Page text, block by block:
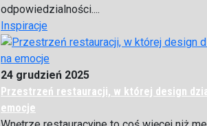
odpowiedzialności....
Inspiracje
24 grudzień 2025
Przestrzeń restauracji, w której design
emocje